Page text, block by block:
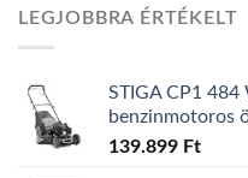
LEGJOBBRA ÉRTÉKELT
STIGA CP1 484
benzinmotoros
139.899 Ft